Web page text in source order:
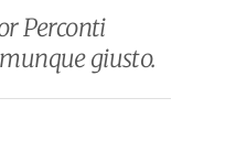
Perconti
giusto.